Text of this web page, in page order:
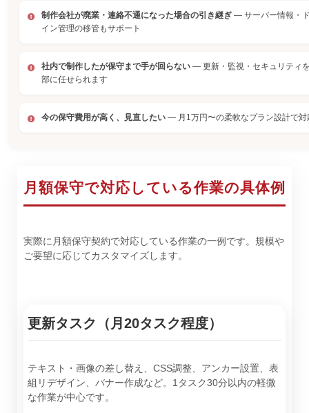
制作会社が廃業・連絡不通になった場合の引き継ぎ — サーバー情報・
イン管理の移管もサポート
社内で制作したが保守まで手が回らない — 更新・監視・セキュリティ
部に任せられます
今の保守費用が高く、見直したい — 月1万円〜の柔軟なプラン設計で対
月額保守で対応している作業の具体例
実際に月額保守契約で対応している作業の一例です。規模や
ご要望に応じてカスタマイズします。
更新タスク（月20タスク程度）
テキスト・画像の差し替え、CSS調整、アンカー設置、表
組リデザイン、バナー作成など。1タスク30分以内の軽微
な作業が中心です。